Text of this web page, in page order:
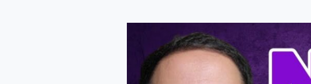
RENDE
10000